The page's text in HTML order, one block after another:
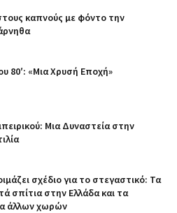
καπνούς με φόντο την
80′: «Μια Χρυσή Εποχή»
Μια Δυναστεία στην
σχέδιο για το στεγαστικό: Τα
σπίτια στην Ελλάδα και τα
άλλων χωρών